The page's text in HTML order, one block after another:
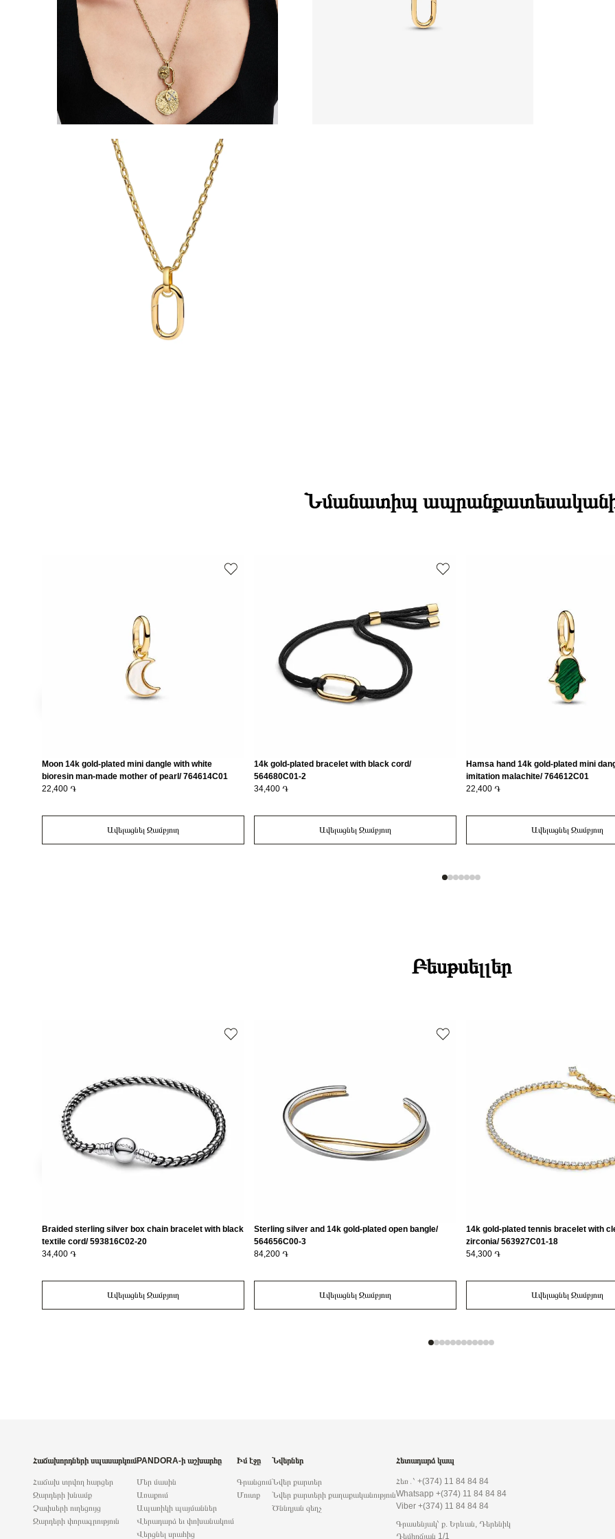
Նմանատիպ
Moon 14k gold-plated mini dangle with white
bioresin man-made mother of pearl/ 764614C01
22,400 ֏
Ավելացնել Զամբյուղ
14k gold-plated bracelet with black cord/
564680C01-2
34,400 ֏
Ավելացնել Զամբյուղ
Hamsa hand 14k gold-plated mini
imitation malachite/ 764612C01
22,400 ֏
Ավելացնել Զամբյուղ
Բեսթսելլեր
Braided sterling silver box chain bracelet with black
textile cord/ 593816C02-20
34,400 ֏
Ավելացնել Զամբյուղ
Sterling silver and 14k gold-plated open bangle/
564656C00-3
84,200 ֏
Ավելացնել Զամբյուղ
14k gold-plated tennis bracelet with
zirconia/ 563927C01-18
54,300 ֏
Ավելացնել Զամբյուղ
Հաճախորդների սպասարկում
Հաճախ տրվող հարցեր
Զարդերի խնամք
Չափսերի ուղեցույց
Զարդերի փորագրություն
PANDORA-ի աշխարհը
Մեր մասին
Առաքում
Ապառիկի պայմաններ
Վերադարձ եւ փոխանակում
Վերցնել սրահից
Իմ էջը
Գրանցում
Մուտք
Նվերներ
Նվեր քարտեր
Նվեր քարտերի քաղաքականություն
Ծննդյան զեղչ
Հետադարձ կապ
Հեռ․՝ +(374) 11 84 84 84
Whatsapp +(374) 11 84 84 84
Viber +(374) 11 84 84 84
Գրասենյակ՝ ք. Երևան, Դերենիկ
Դեմիրճյան 1/1